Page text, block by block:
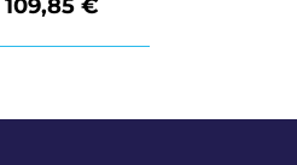
109,85 €